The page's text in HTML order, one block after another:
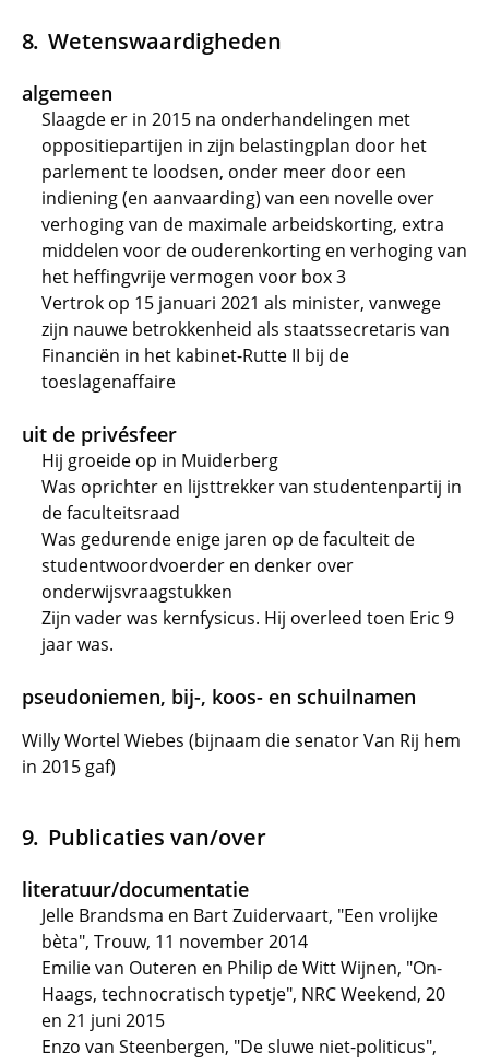
Wetenswaardigheden
algemeen
Slaagde er in 2015 na onderhandelingen met
oppositiepartijen in zijn belastingplan door het
parlement te loodsen, onder meer door een
indiening (en aanvaarding) van een novelle over
verhoging van de maximale arbeidskorting, extra
middelen voor de ouderenkorting en verhoging van
het heffingvrije vermogen voor box 3
Vertrok op 15 januari 2021 als minister, vanwege
zijn nauwe betrokkenheid als staatssecretaris van
Financiën in het kabinet-Rutte II bij de
toeslagenaffaire
uit de privésfeer
Hij groeide op in Muiderberg
Was oprichter en lijsttrekker van studentenpartij in
de faculteitsraad
Was gedurende enige jaren op de faculteit de
studentwoordvoerder en denker over
onderwijsvraagstukken
Zijn vader was kernfysicus. Hij overleed toen Eric 9
jaar was.
pseudoniemen, bij-, koos- en schuilnamen
Willy Wortel Wiebes (bijnaam die senator Van Rij hem
in 2015 gaf)
Publicaties van/over
literatuur/documentatie
Jelle Brandsma en Bart Zuidervaart, "Een vrolijke
bèta", Trouw, 11 november 2014
Emilie van Outeren en Philip de Witt Wijnen, "On-
Haags, technocratisch typetje", NRC Weekend, 20
en 21 juni 2015
Enzo van Steenbergen, "De sluwe niet-politicus",